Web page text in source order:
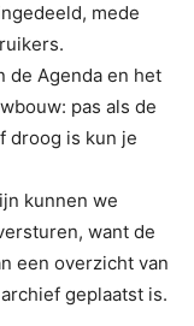
mede
de Agenda en het
pas als de
droog is kun je
kunnen we
want de
een overzicht van
geplaatst is.